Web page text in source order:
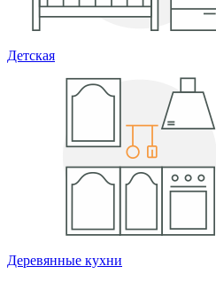
Детская
Деревянные кухни